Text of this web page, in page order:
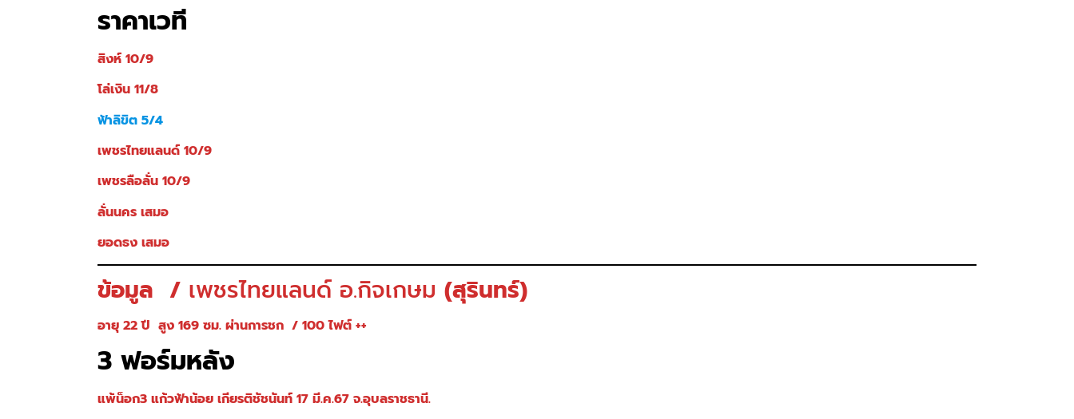
ราคาเวที
สิงห์ 10/9
โล่เงิน 11/8
ฟ้าลิขิต 5/4
เพชรไทยแลนด์ 10/9
เพชรลือลั่น 10/9
ลั่นนคร เสมอ
ยอดธง เสมอ
ข้อมูล / เพชรไทยแลนด์ อ.กิจเกษม (สุรินทร์)
อายุ 22 ปี สูง 169 ซม. ผ่านการชก / 100 ไฟต์ ++
3 ฟอร์มหลัง
แพ้น็อก3 แก้วฟ้าน้อย เกียรติชัชนันท์ 17 มี.ค.67 จ.อุบลราชธานี.